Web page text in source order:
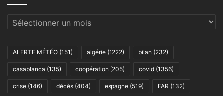
Archives
ALERTE MÉTÉO (151) algérie (1222) bilan (232)
casablanca (135) coopération (205) covid (1356)
crise (146) décès (404) espagne (519) FAR (132)